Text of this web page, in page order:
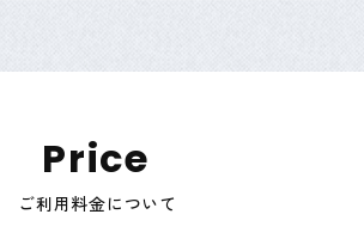
Price
ご利用料金について